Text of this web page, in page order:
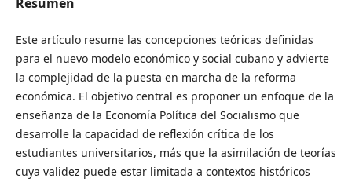
Este artículo resume las concepciones teóricas definidas
para el nuevo modelo económico y social cubano y advierte
la complejidad de la puesta en marcha de la reforma
económica. El objetivo central es proponer un enfoque de la
enseñanza de la Economía Política del Socialismo que
desarrolle la capacidad de reflexión crítica de los
estudiantes universitarios, más que la asimilación de teorías
cuya validez puede estar limitada a contextos históricos